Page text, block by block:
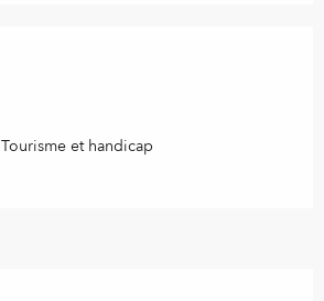
Tourisme et handicap